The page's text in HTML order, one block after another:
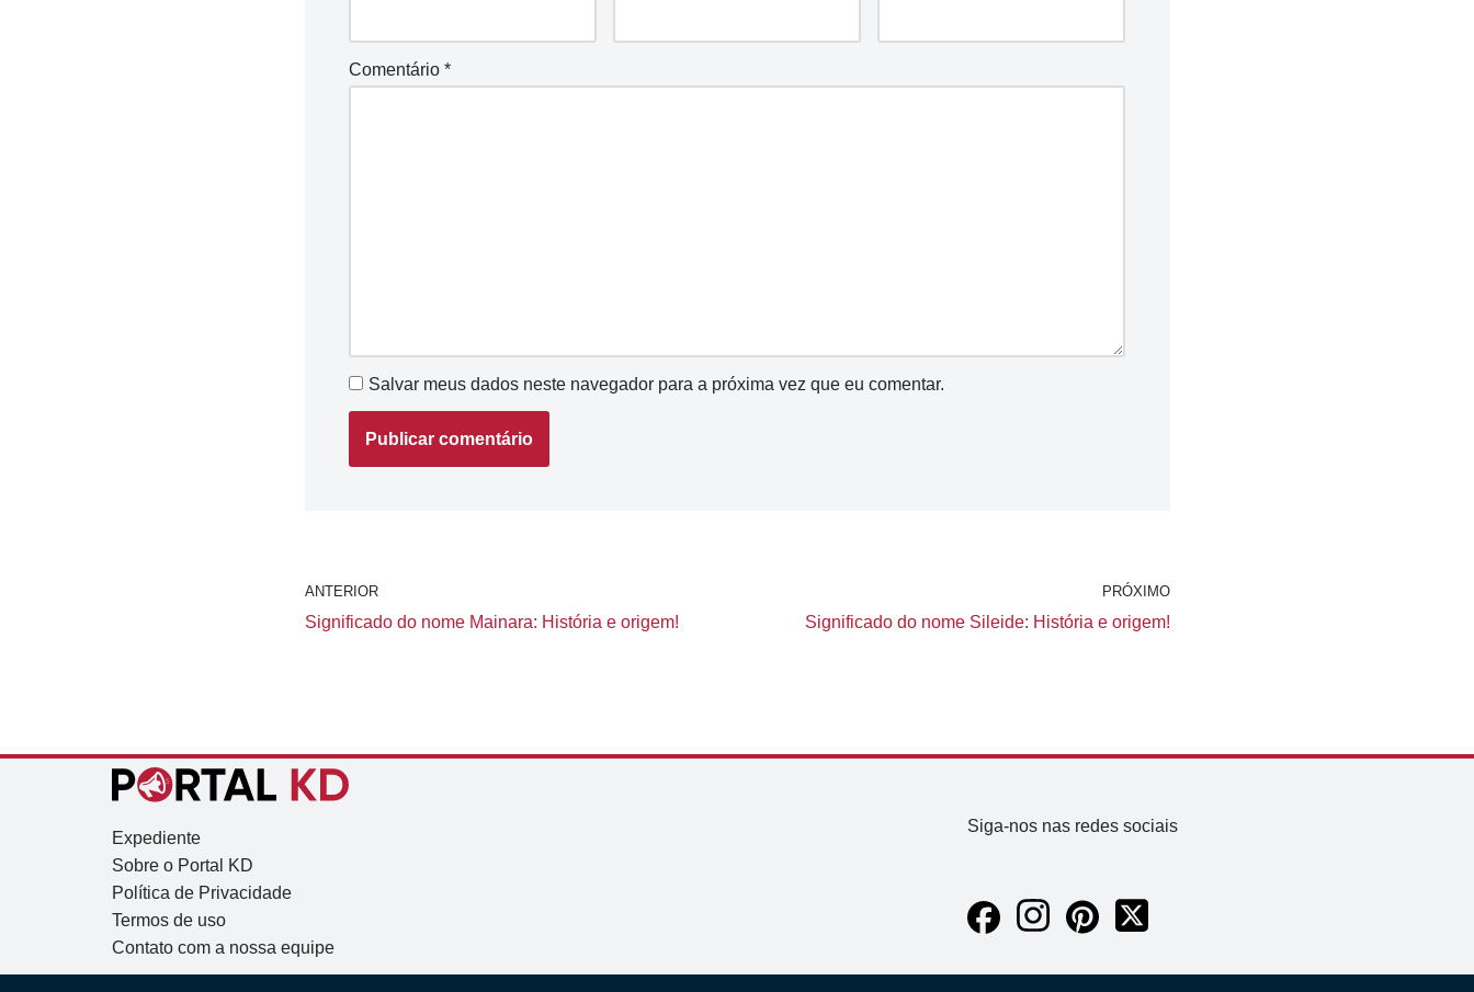
Comentário *
Salvar meus dados neste navegador para a próxima vez que eu comentar.
ANTERIOR
Significado do nome Mainara: História e origem!
PRÓXIMO
Significado do nome Sileide: História e origem!
Expediente
Sobre o Portal KD
Política de Privacidade
Termos de uso
Contato com a nossa equipe
Siga-nos nas redes sociais